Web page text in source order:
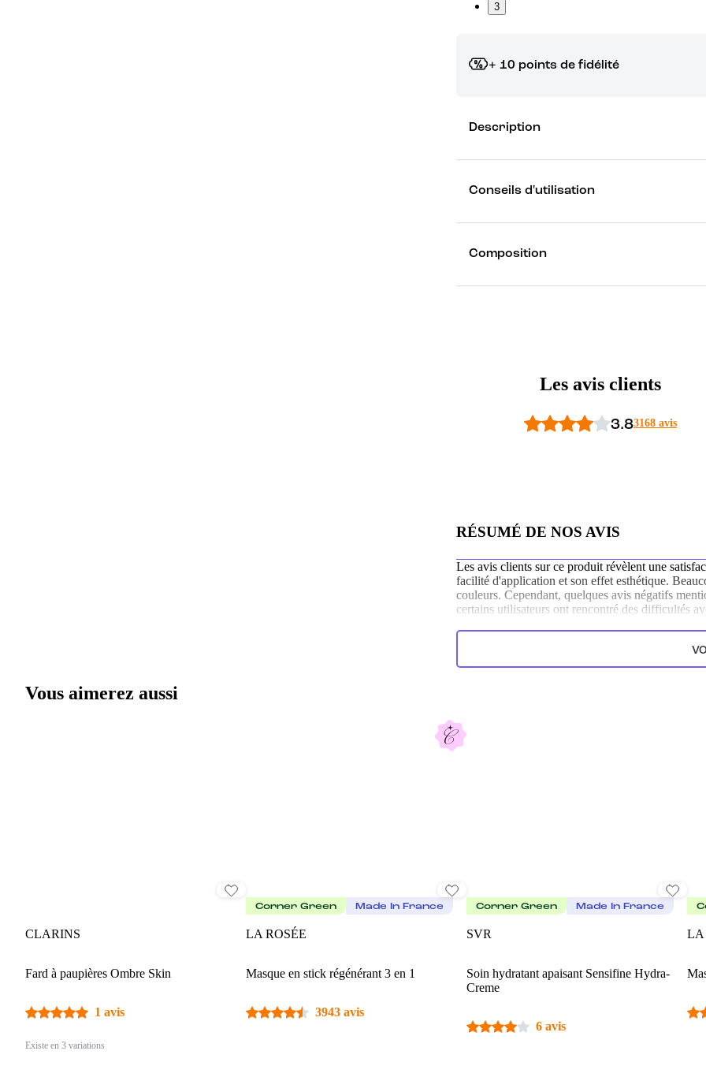
3
+ 10 points de fidélité
Description
Conseils d'utilisation
Composition
Les avis clients
3.83168 avis
RÉSUMÉ DE NOS AVIS
Les avis clients sur ce produit révèlent une
facilité d'application et son effet esthétique.
couleurs. Cependant, quelques avis négatifs
certains utilisateurs ont rencontré des difficultés
Généré par l’IA à partir du texte des commentaires
Vous aimerez aussi
CLARINS
Fard à paupières Ombre Skin
1 avis
Existe en 3 variations
Corner Green Made In France
LA ROSÉE
Masque en stick régénérant 3 en 1
3943 avis
Corner Green Made In France
SVR
Soin hydratant apaisant Sensifine Hydra-
Creme
6 avis
LA